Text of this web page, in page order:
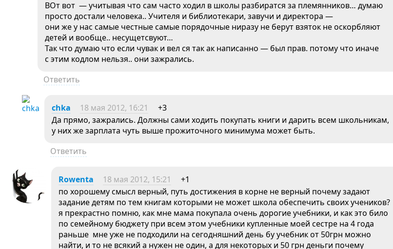
ВОт вот — учитывая что сам часто ходил в школы разбиратся за племянников… думаю
просто достали человека.. Учителя и библиотекари, завучи и директора —
они же у нас самые честные самые порядочные ниразу не берут взяток не оскорбляют
детей и вообще.. несущетсвуют…
Так что думаю что если чувак и вел ся так ак написанно — был прав. потому что иначе
с этим кодлом нельзя.. они зажрались.
Ответить
chka 18 мая 2012, 16:21
+3
Да прямо, зажрались. Должны сами ходить покупать книги и дарить всем школьникам,
у них же зарплата чуть выше прожиточного минимума может быть.
Ответить
Rowenta 18 мая 2012, 15:21
+1
по хорошему смысл верный, путь достижения в корне не верный почему задают
задание детям по тем книгам которыми не может школа обеспечить своих учеников?
я прекрастно помню, как мне мама покупала очень дорогие учебники, и как это било
по семейному бюджету при всем этом учебники купленные моей сестре на 4 года
раньше мне уже не подходили на сегодняшний день бу учебник от 50грн можно
найти, и то не всякий а нужен не один, а для некоторых и 50 грн деньги почему